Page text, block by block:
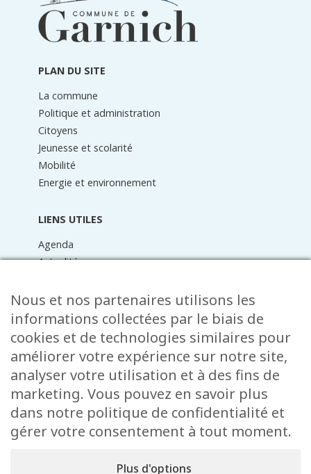
PLAN DU SITE
La commune
Politique et administration
Citoyens
Jeunesse et scolarité
Mobilité
Energie et environnement
LIENS UTILES
Agenda
Actualités
Raider online
Formulaires
Faq
Contact
CONTACT
15 Rue de l’École
L-8353 Garnich
38 00 19 1
Nous et nos partenaires utilisons les
informations collectées par le biais de
cookies et de technologies similaires pour
améliorer votre expérience sur notre site,
analyser votre utilisation et à des fins de
marketing. Vous pouvez en savoir plus
dans notre politique de confidentialité et
gérer votre consentement à tout moment.
Plus d'options